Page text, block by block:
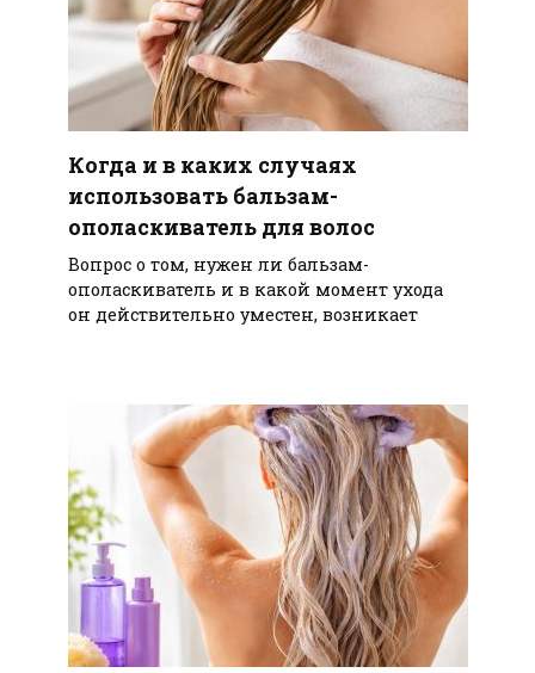
Когда и в каких случаях
использовать бальзам-
ополаскиватель для волос
Вопрос о том, нужен ли бальзам-
ополаскиватель и в какой момент ухода
он действительно уместен, возникает